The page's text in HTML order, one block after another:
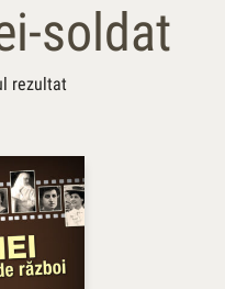
soldat
rezultat